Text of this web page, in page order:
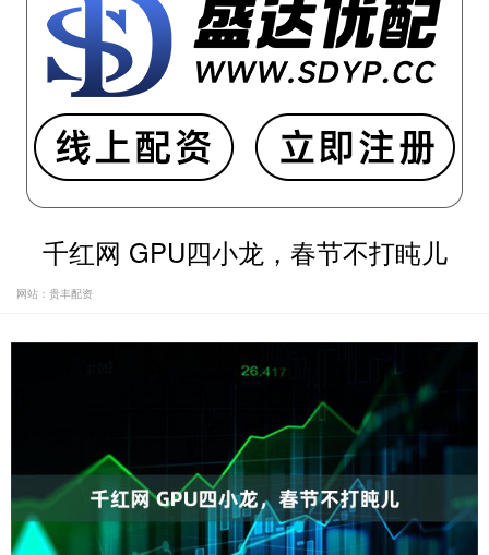
千红网 GPU四小龙，春节不打盹儿
网站：贵丰配资